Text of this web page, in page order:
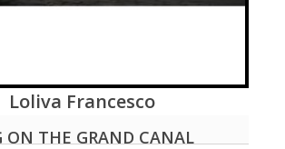
VIEW MORE
Loliva Francesco
ON THE GRAND CANAL